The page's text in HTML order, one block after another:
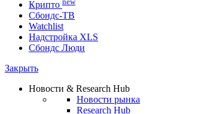
Крипто
Сбондс-ТВ
Watchlist
Надстройка XLS
Сбондс Люди
Закрыть
Новости & Research Hub
Новости рынка
Research Hub